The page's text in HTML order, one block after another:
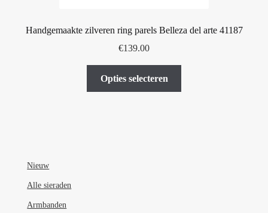
Handgemaakte zilveren ring parels Belleza del arte 41187
€139.00
Opties selecteren
Nieuw
Alle sieraden
Armbanden